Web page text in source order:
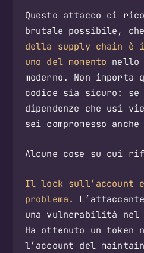
Questo attacco ci
brutale possibile,
della supply chain è il
uno del momento nello
moderno. Non
codice sia sicuro: se
dipendenze che usi
sei compromesso
Alcune cose su cui
Il lock sull’account
problema.
una vulnerabilità nel
Ha ottenuto un token
l’account del